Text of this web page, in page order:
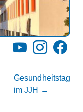
YouTubeInstagram
Gesundheitstag
im JJH →